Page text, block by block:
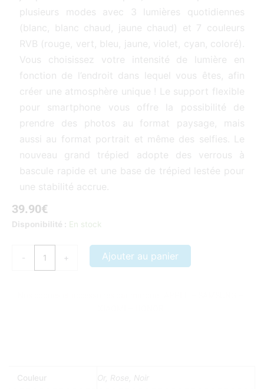
plusieurs modes avec 3 lumières quotidiennes
(blanc, blanc chaud, jaune chaud) et 7 couleurs
RVB (rouge, vert, bleu, jaune, violet, cyan, coloré).
Vous choisissez votre intensité de lumière en
fonction de l’endroit dans lequel vous êtes, afin
créer une atmosphère unique ! Le support flexible
pour smartphone vous offre la possibilité de
prendre des photos au format paysage, mais
aussi au format portrait et même des selfies. Le
nouveau grand trépied adopte des verrous à
bascule rapide et une base de trépied lestée pour
une stabilité accrue.
39.90€
Disponibilité : En stock
-
quantité
+ Ajouter au panier
Couleur Or, Rose, Noir